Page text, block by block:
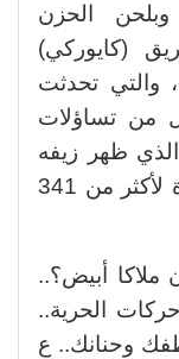
الحزن
(كايوركي)
والتي تحدثت
من تساؤلات
ظهر زيفه
مع استمرار الحرب على قطاع غزة لأكثر من 341
ملاكا أبيض؟..
الحرية..
وحنانك.. ع